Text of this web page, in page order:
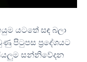
යටතේ සඳ බලා
පිටුපස ප්‍රදේශයට
සන්නිවේදන